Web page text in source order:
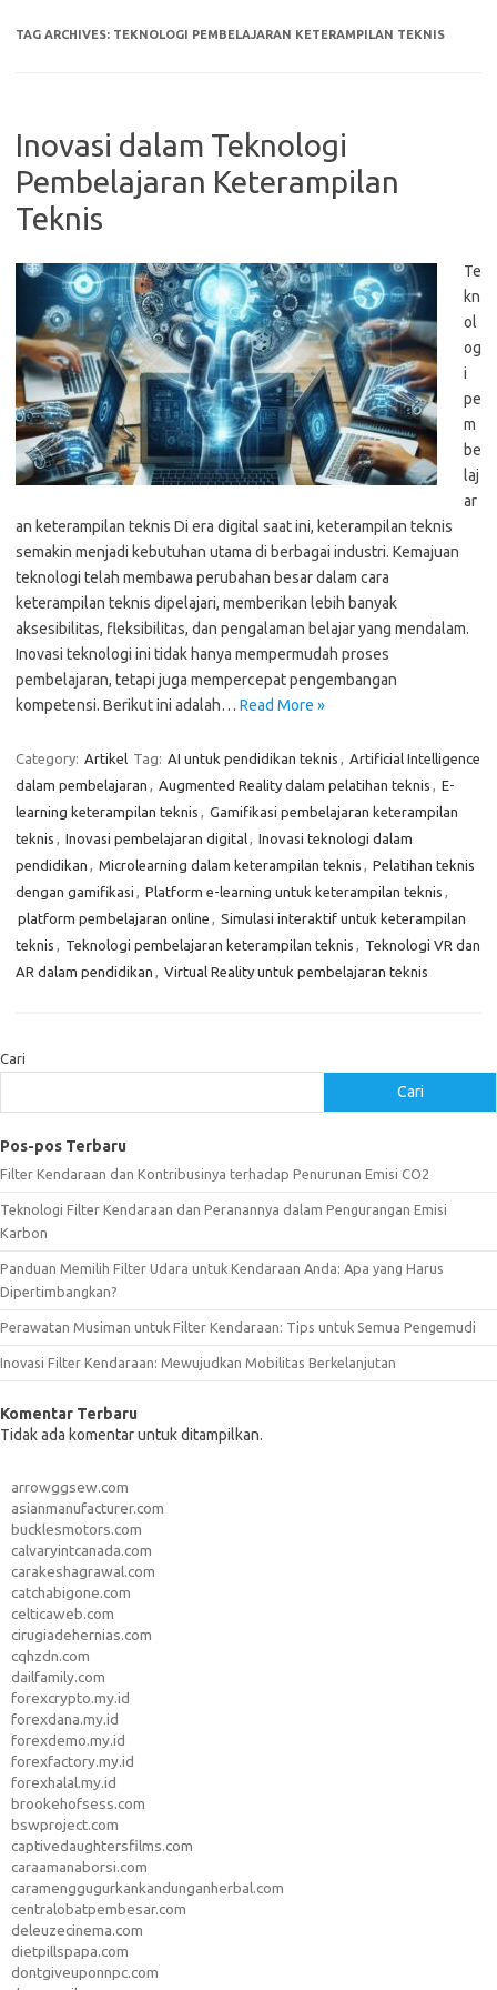
TAG ARCHIVES: TEKNOLOGI PEMBELAJARAN KETERAMPILAN TEKNIS
Inovasi dalam Teknologi
Pembelajaran Keterampilan
Teknis
Te
kn
ol
og
i
pe
m
be
laj
ar
an keterampilan teknis Di era digital saat ini, keterampilan teknis
semakin menjadi kebutuhan utama di berbagai industri. Kemajuan
teknologi telah membawa perubahan besar dalam cara
keterampilan teknis dipelajari, memberikan lebih banyak
aksesibilitas, fleksibilitas, dan pengalaman belajar yang mendalam.
Inovasi teknologi ini tidak hanya mempermudah proses
pembelajaran, tetapi juga mempercepat pengembangan
kompetensi. Berikut ini adalah… Read More »
Category: Artikel Tag: AI untuk pendidikan teknis , Artificial Intelligence
dalam pembelajaran , Augmented Reality dalam pelatihan teknis , E-
learning keterampilan teknis , Gamifikasi pembelajaran keterampilan
teknis , Inovasi pembelajaran digital, Inovasi teknologi dalam
pendidikan , Microlearning dalam keterampilan teknis , Pelatihan teknis
dengan gamifikasi , Platform e-learning untuk keterampilan teknis ,
platform pembelajaran online , Simulasi interaktif untuk keterampilan
teknis , Teknologi pembelajaran keterampilan teknis , Teknologi VR dan
AR dalam pendidikan , Virtual Reality untuk pembelajaran teknis
Cari
Cari
Pos-pos Terbaru
Filter Kendaraan dan Kontribusinya terhadap Penurunan Emisi CO2
Teknologi Filter Kendaraan dan Peranannya dalam Pengurangan Emisi
Karbon
Panduan Memilih Filter Udara untuk Kendaraan Anda: Apa yang Harus
Dipertimbangkan?
Perawatan Musiman untuk Filter Kendaraan: Tips untuk Semua Pengemudi
Inovasi Filter Kendaraan: Mewujudkan Mobilitas Berkelanjutan
Komentar Terbaru
Tidak ada komentar untuk ditampilkan.
arrowggsew.com
asianmanufacturer.com
bucklesmotors.com
calvaryintcanada.com
carakeshagrawal.com
catchabigone.com
celticaweb.com
cirugiadehernias.com
cqhzdn.com
dailfamily.com
forexcrypto.my.id
forexdana.my.id
forexdemo.my.id
forexfactory.my.id
forexhalal.my.id
brookehofsess.com
bswproject.com
captivedaughtersfilms.com
caraamanaborsi.com
caramenggugurkankandunganherbal.com
centralobatpembesar.com
deleuzecinema.com
dietpillspapa.com
dontgiveuponnpc.com